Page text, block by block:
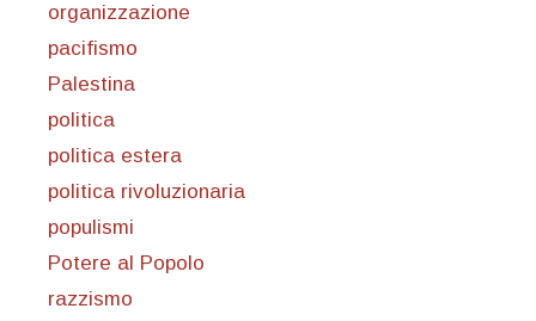
organizzazione
pacifismo
Palestina
politica
politica estera
politica rivoluzionaria
populismi
Potere al Popolo
razzismo